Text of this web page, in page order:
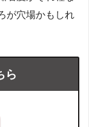
が穴場かもしれ
ら